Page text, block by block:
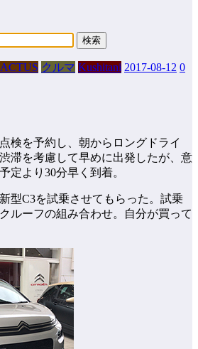
クルマ Kushitani 2017-08-12 0
検を予約し、朝からロングドライ
滞を考慮して早めに出発したが、意
定より30分早く到着。
型C3を試乗させてもらった。試乗
ルーフの組み合わせ。自分が買って